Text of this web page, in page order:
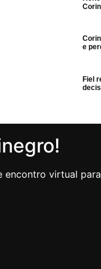
e
Fiel
virtual